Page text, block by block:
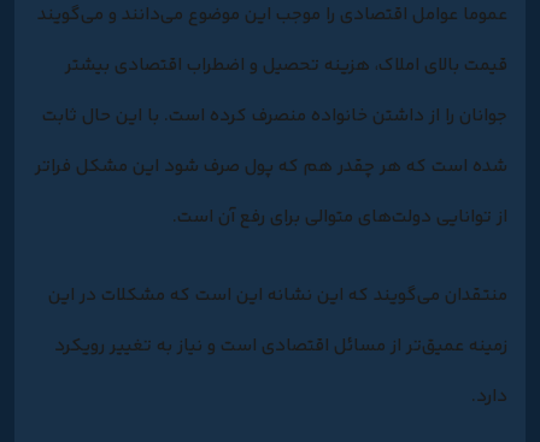
عموما عوامل اقتصادی را موجب این موضوع می‌دانند و می‌گویند
قیمت بالای املاک، هزینه تحصیل و اضطراب اقتصادی بیشتر
جوانان را از داشتن خانواده منصرف کرده است. با این حال ثابت
شده است که هر چقدر هم که پول صرف شود این مشکل فراتر
از توانایی دولت‌های متوالی برای رفع آن است.
منتقدان می‌گویند که این نشانه ‌این است که مشکلات در این
زمینه عمیق‌تر از مسائل اقتصادی است و نیاز به تغییر رویکرد
دارد.